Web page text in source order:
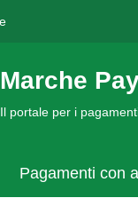
Marche
Il portale per i
Pagamenti con